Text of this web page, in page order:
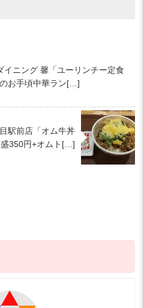
ニング 馨「ユーリンチー定食
お手頃中華ラン[…]
駅前店「オム牛丼
350円+オムト[…]